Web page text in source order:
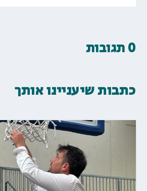
0 תגובות
כתבות שיעניינו אותך